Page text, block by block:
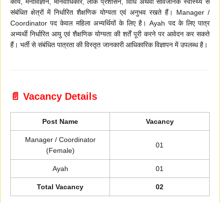
संबंधित क्षेत्रों में निर्धारित शैक्षणिक योग्यता एवं अनुभव रखते हैं। Manager /
Coordinator पद केवल महिला अभ्यर्थियों के लिए है। Ayah पद के लिए पात्र
अभ्यर्थी निर्धारित आयु एवं शैक्षणिक योग्यता की शर्तें पूरी करने पर आवेदन कर सकते
हैं। भर्ती से संबंधित पात्रता की विस्तृत जानकारी आधिकारिक विज्ञापन में उपलब्ध है।
📄 Vacancy Details
Post Name Vacancy
Manager / Coordinator
(Female)
01
Ayah 01
Total Vacancy 02